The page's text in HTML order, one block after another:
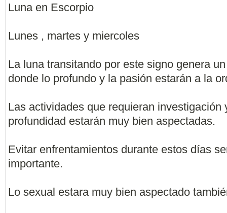
Luna en Escorpio
Lunes , martes y miercoles
La luna transitando por este signo genera
donde lo profundo y la pasión estarán a la
Las actividades que requieran investigación
profundidad estarán muy bien aspectadas.
Evitar enfrentamientos durante estos días
importante.
Lo sexual estara muy bien aspectado